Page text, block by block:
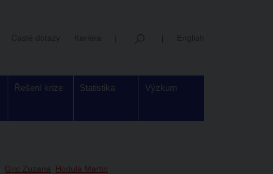
Řešení krize Statistika Výzkum
Gric Zuzana Hodula Martin